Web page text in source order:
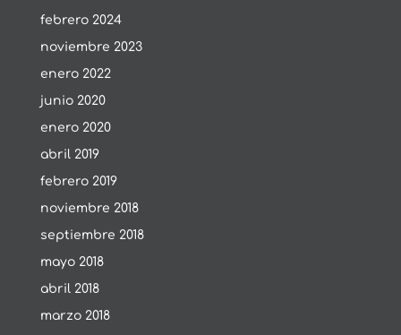
febrero 2024
noviembre 2023
enero 2022
junio 2020
enero 2020
abril 2019
febrero 2019
noviembre 2018
septiembre 2018
mayo 2018
abril 2018
marzo 2018